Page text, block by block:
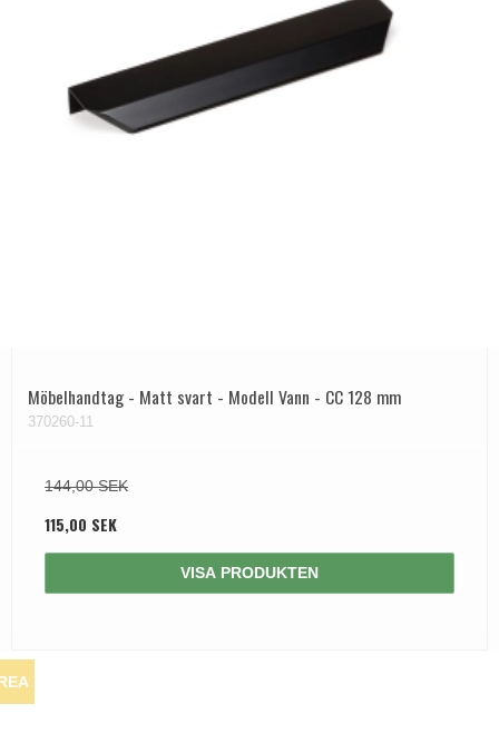
Möbelhandtag - Matt svart - Modell Vann - CC 128 mm
370260-11
144,00 SEK
115,00 SEK
VISA PRODUKTEN